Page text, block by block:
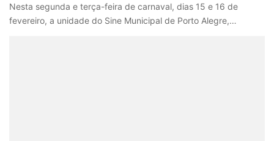
Nesta segunda e terça-feira de carnaval, dias 15 e 16 de
fevereiro, a unidade do Sine Municipal de Porto Alegre,…